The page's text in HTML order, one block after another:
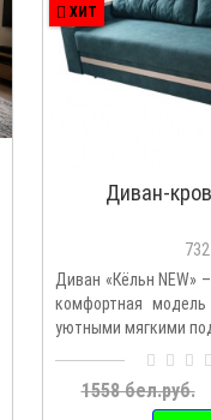
ХИТ
Диван-
Диван «Кёльн NEW»
комфортная
уютными мягкими
1558 бел.руб.